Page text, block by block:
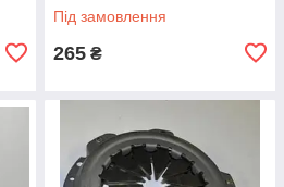
Під замовлення
265 ₴